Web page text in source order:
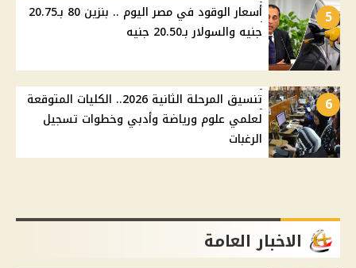
5
أسعار الوقود في مصر اليوم .. بنزين 80 بـ20.75
جنيه والسولار بـ20.50 جنيه
6
تنسيق المرحلة الثانية 2026.. الكليات المتوقعة
لعلمي علوم ورياضة وأدبي وخطوات تسجيل
الرغبات
الاخبار العامة